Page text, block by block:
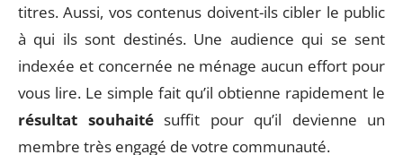
titres. Aussi, vos contenus doivent-ils cibler le public
à qui ils sont destinés. Une audience qui se sent
indexée et concernée ne ménage aucun effort pour
vous lire. Le simple fait qu’il obtienne rapidement le
résultat souhaitésuffit pour qu’il devienne un
membre très engagé de votre communauté.